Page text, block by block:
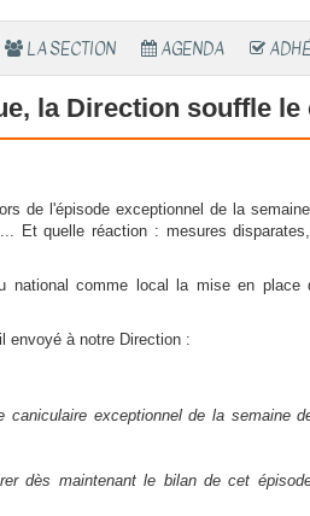
LA SECTION AGENDA
la Direction souffle le
de l'épisode exceptionnel de la
Et quelle réaction : mesures
national comme local la mise en place
envoyé à notre Direction :
caniculaire exceptionnel de la semaine
dès maintenant le bilan de cet